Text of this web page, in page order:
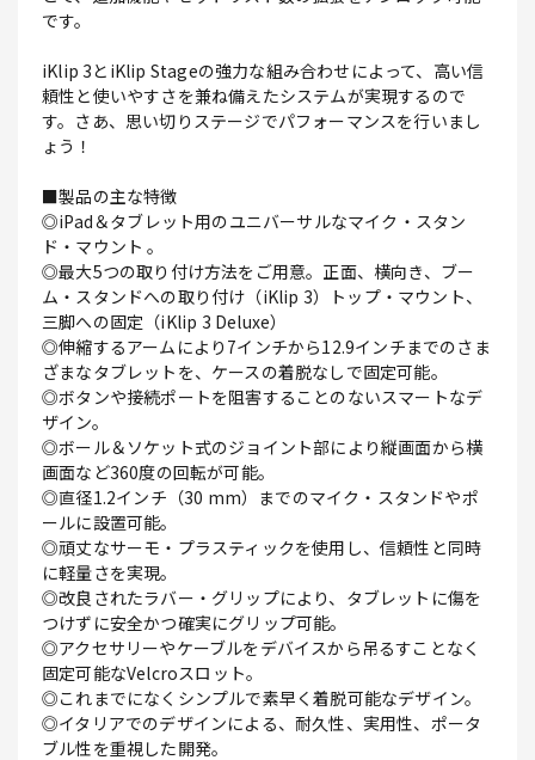
です。
iKlip 3とiKlip Stageの強力な組み合わせによって、高い信
頼性と使いやすさを兼ね備えたシステムが実現するので
す。さあ、思い切りステージでパフォーマンスを行いまし
ょう！
■製品の主な特徴
◎iPad＆タブレット用のユニバーサルなマイク・スタン
ド・マウント 。
◎最大5つの取り付け方法をご用意。正面、横向き、ブー
ム・スタンドへの取り付け（iKlip 3）トップ・マウント、
三脚への固定（iKlip 3 Deluxe）
◎伸縮するアームにより7インチから12.9インチまでのさま
ざまなタブレットを、ケースの着脱なしで固定可能。
◎ボタンや接続ポートを阻害することのないスマートなデ
ザイン。
◎ボール＆ソケット式のジョイント部により縦画面から横
画面など360度の回転が可能。
◎直径1.2インチ（30 mm）までのマイク・スタンドやポ
ールに設置可能。
◎頑丈なサーモ・プラスティックを使用し、信頼性と同時
に軽量さを実現。
◎改良されたラバー・グリップにより、タブレットに傷を
つけずに安全かつ確実にグリップ可能。
◎アクセサリーやケーブルをデバイスから吊るすことなく
固定可能なVelcroスロット。
◎これまでになくシンプルで素早く着脱可能なデザイン。
◎イタリアでのデザインによる、耐久性、実用性、ポータ
ブル性を重視した開発。